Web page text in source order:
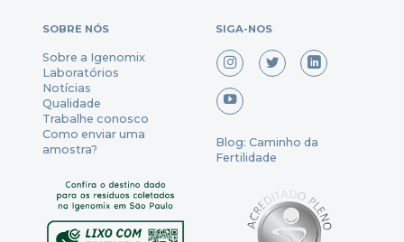
SOBRE NÓS
Sobre a Igenomix
Laboratórios
Notícias
Qualidade
Trabalhe conosco
Como enviar uma
amostra?
SIGA-NOS
Blog: Caminho da
Fertilidade